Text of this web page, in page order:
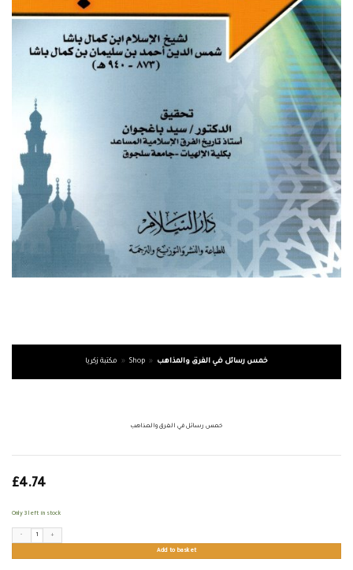
مكتبة زكريا » Shop » خمس رسائل في الفرق والمذاهب
خمس رسائل في الفرق والمذاهب
£4.74
Only 3 left in stock
Add to basket